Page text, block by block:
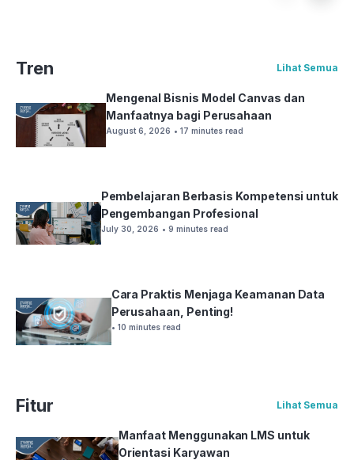
Tren Lihat Semua
Mengenal Bisnis Model Canvas dan
Manfaatnya bagi Perusahaan
August 6, 2026 • 17 minutes read
Pembelajaran Berbasis Kompetensi untuk
Pengembangan Profesional
July 30, 2026 • 9 minutes read
Cara Praktis Menjaga Keamanan Data
Perusahaan, Penting!
• 10 minutes read
Fitur Lihat Semua
Manfaat Menggunakan LMS untuk
Orientasi Karyawan